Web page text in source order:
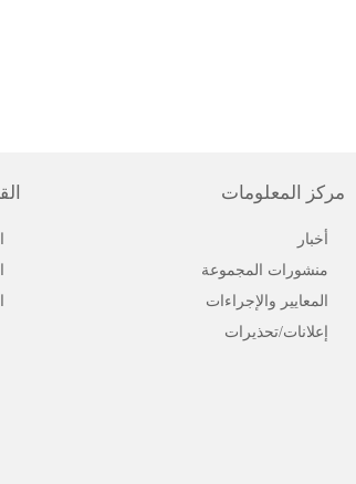
مركز المعلومات
أخبار
منشورات المجموعة
المعايير والإجراءات
إعلانات/تحذيرات